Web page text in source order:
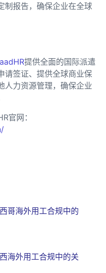
制报告，确保企业在全球
提供全面的国际派遣
请签证、提供全球商业保
人力资源管理，确保企业
官网：
哥海外用工合规中的
海外用工合规中的关